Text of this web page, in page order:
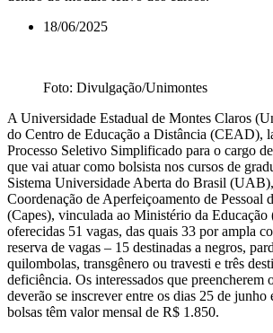
18/06/2025
Foto: Divulgação/Unimontes
A Universidade Estadual de Montes Claros
do Centro de Educação a Distância (CEAD),
Processo Seletivo Simplificado para o cargo
que vai atuar como bolsista nos cursos de
Sistema Universidade Aberta do Brasil
Coordenação de Aperfeiçoamento de Pessoal
(Capes), vinculada ao Ministério da
oferecidas 51 vagas, das quais 33 por ampla
reserva de vagas – 15 destinadas a negros,
quilombolas, transgênero ou travesti e três
deficiência. Os interessados que preencherem
deverão se inscrever entre os dias 25 de
bolsas têm valor mensal de R$ 1.850.